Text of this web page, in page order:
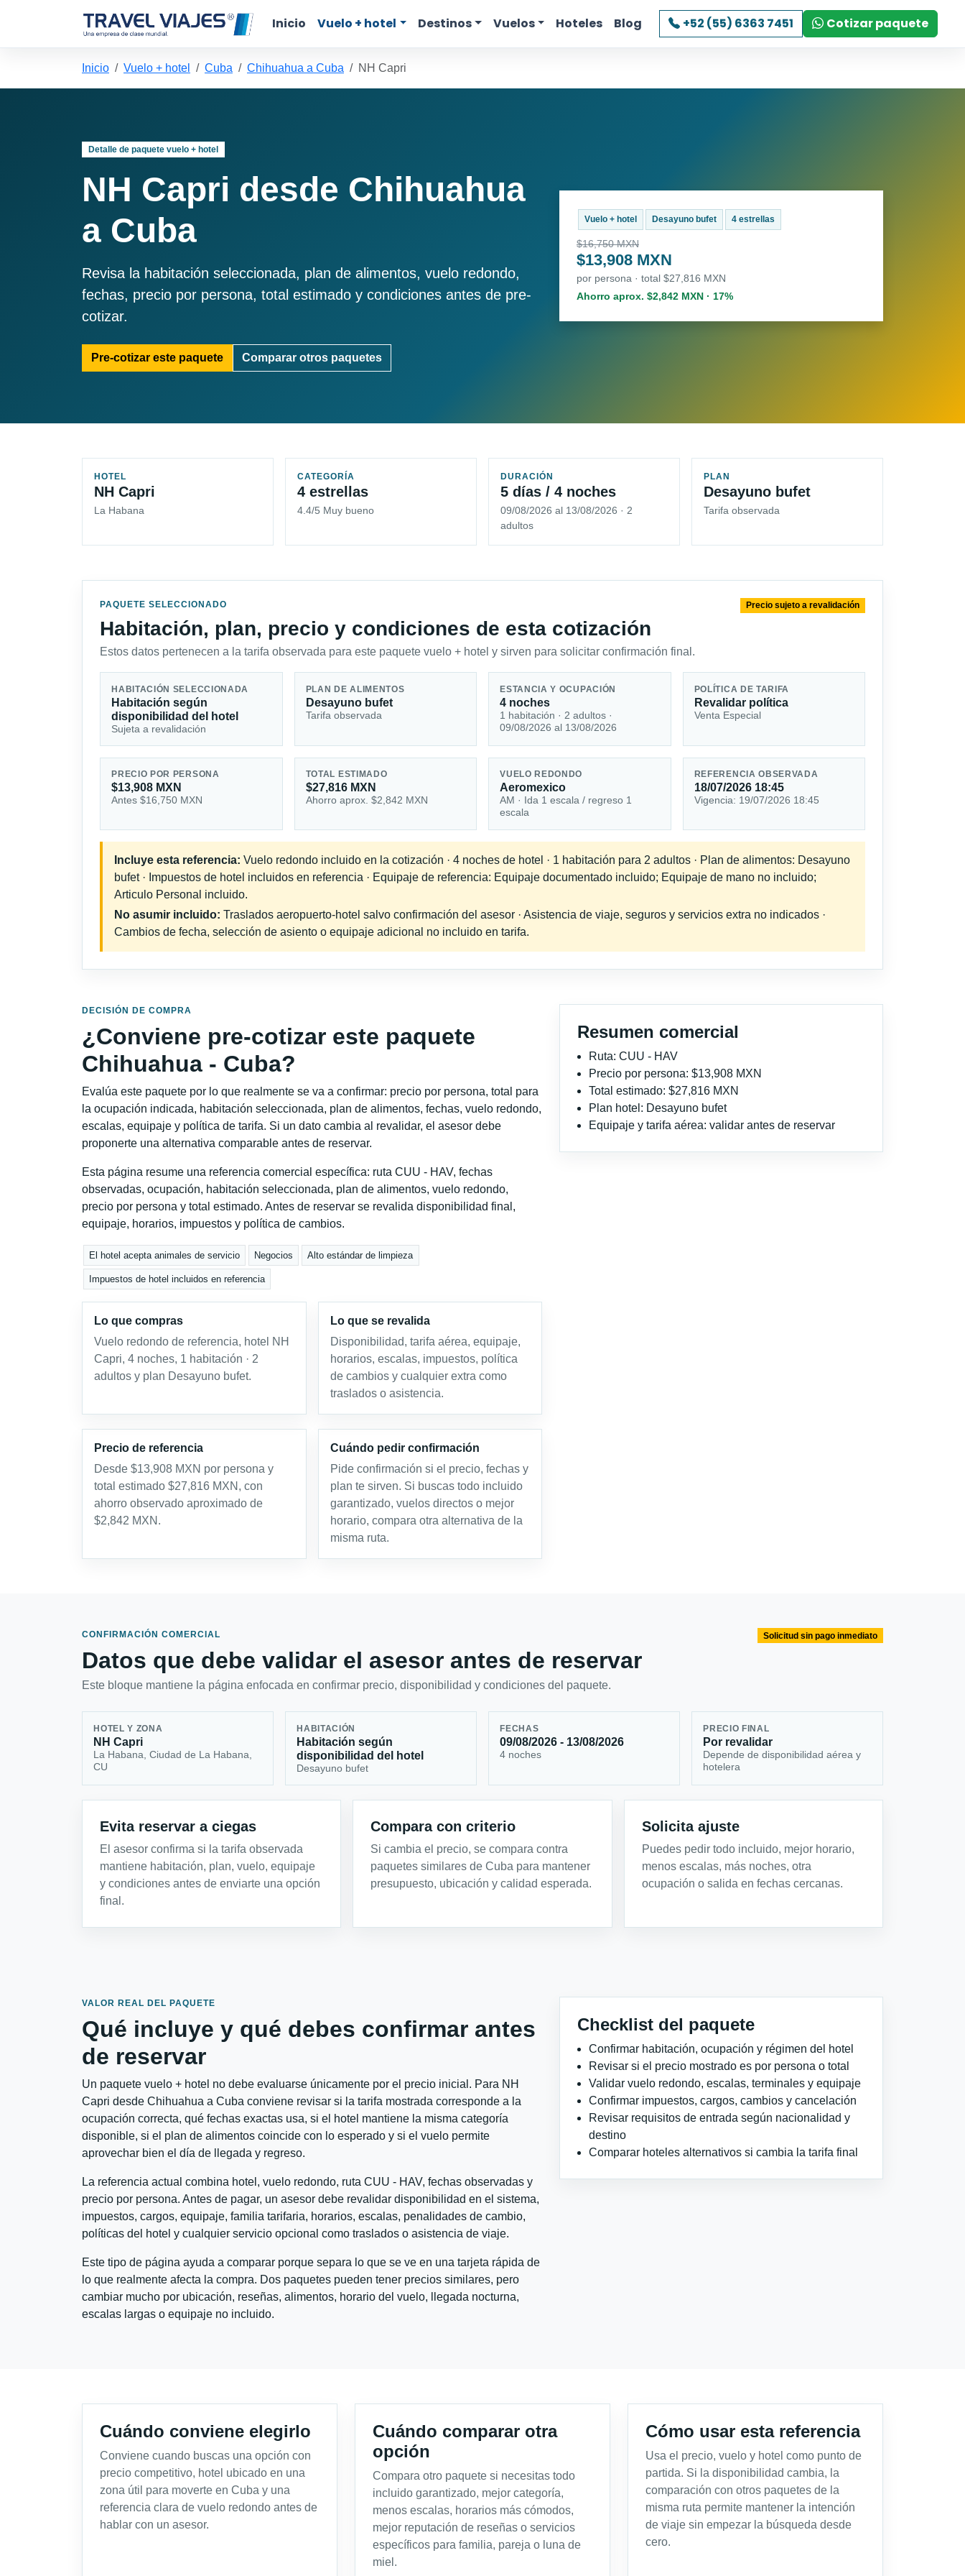
Inicio Vuelo + hotel Destinos Vuelos Hoteles Blog +52 (55) 6363 7451 Cotizar paquete
Inicio Vuelo + hotel Cuba Chihuahua a Cuba NH Capri
Detalle de paquete vuelo + hotel
NH Capri desde Chihuahua
a Cuba
Revisa la habitación seleccionada, plan de alimentos, vuelo redondo,
fechas, precio por persona, total estimado y condiciones antes de pre-
cotizar.
Pre-cotizar este paquete Comparar otros paquetes
Vuelo + hotel Desayuno bufet 4 estrellas
$16,750 MXN
$13,908 MXN
por persona · total $27,816 MXN
Ahorro aprox. $2,842 MXN · 17%
HOTEL
NH Capri
La Habana
CATEGORÍA
4 estrellas
4.4/5 Muy bueno
DURACIÓN
5 días / 4 noches
09/08/2026 al 13/08/2026 · 2
adultos
PLAN
Desayuno bufet
Tarifa observada
PAQUETE SELECCIONADO
Habitación, plan, precio y condiciones de esta cotización
Estos datos pertenecen a la tarifa observada para este paquete vuelo + hotel y sirven para solicitar confirmación final.
Precio sujeto a revalidación
HABITACIÓN SELECCIONADA
Habitación según
disponibilidad del hotel
Sujeta a revalidación
PLAN DE ALIMENTOS
Desayuno bufet
Tarifa observada
ESTANCIA Y OCUPACIÓN
4 noches
1 habitación · 2 adultos ·
09/08/2026 al 13/08/2026
POLÍTICA DE TARIFA
Revalidar política
Venta Especial
PRECIO POR PERSONA
$13,908 MXN
Antes $16,750 MXN
TOTAL ESTIMADO
$27,816 MXN
Ahorro aprox. $2,842 MXN
VUELO REDONDO
Aeromexico
AM · Ida 1 escala / regreso 1
escala
REFERENCIA OBSERVADA
18/07/2026 18:45
Vigencia: 19/07/2026 18:45
Incluye esta referencia: Vuelo redondo incluido en la cotización · 4 noches de hotel · 1 habitación para 2 adultos · Plan de alimentos: Desayuno
bufet · Impuestos de hotel incluidos en referencia · Equipaje de referencia: Equipaje documentado incluido; Equipaje de mano no incluido;
Articulo Personal incluido.
No asumir incluido: Traslados aeropuerto-hotel salvo confirmación del asesor · Asistencia de viaje, seguros y servicios extra no indicados ·
Cambios de fecha, selección de asiento o equipaje adicional no incluido en tarifa.
DECISIÓN DE COMPRA
¿Conviene pre-cotizar este paquete
Chihuahua - Cuba?
Evalúa este paquete por lo que realmente se va a confirmar: precio por persona, total para
la ocupación indicada, habitación seleccionada, plan de alimentos, fechas, vuelo redondo,
escalas, equipaje y política de tarifa. Si un dato cambia al revalidar, el asesor debe
proponerte una alternativa comparable antes de reservar.
Esta página resume una referencia comercial específica: ruta CUU - HAV, fechas
observadas, ocupación, habitación seleccionada, plan de alimentos, vuelo redondo,
precio por persona y total estimado. Antes de reservar se revalida disponibilidad final,
equipaje, horarios, impuestos y política de cambios.
El hotel acepta animales de servicio Negocios Alto estándar de limpieza
Impuestos de hotel incluidos en referencia
Lo que compras
Vuelo redondo de referencia, hotel NH
Capri, 4 noches, 1 habitación · 2
adultos y plan Desayuno bufet.
Lo que se revalida
Disponibilidad, tarifa aérea, equipaje,
horarios, escalas, impuestos, política
de cambios y cualquier extra como
traslados o asistencia.
Precio de referencia
Desde $13,908 MXN por persona y
total estimado $27,816 MXN, con
ahorro observado aproximado de
$2,842 MXN.
Cuándo pedir confirmación
Pide confirmación si el precio, fechas y
plan te sirven. Si buscas todo incluido
garantizado, vuelos directos o mejor
horario, compara otra alternativa de la
misma ruta.
Resumen comercial
Ruta: CUU - HAV
Precio por persona: $13,908 MXN
Total estimado: $27,816 MXN
Plan hotel: Desayuno bufet
Equipaje y tarifa aérea: validar antes de reservar
CONFIRMACIÓN COMERCIAL
Datos que debe validar el asesor antes de reservar
Este bloque mantiene la página enfocada en confirmar precio, disponibilidad y condiciones del paquete.
Solicitud sin pago inmediato
HOTEL Y ZONA
NH Capri
La Habana, Ciudad de La Habana,
CU
HABITACIÓN
Habitación según
disponibilidad del hotel
Desayuno bufet
FECHAS
09/08/2026 - 13/08/2026
4 noches
PRECIO FINAL
Por revalidar
Depende de disponibilidad aérea y
hotelera
Evita reservar a ciegas
El asesor confirma si la tarifa observada
mantiene habitación, plan, vuelo, equipaje
y condiciones antes de enviarte una opción
final.
Compara con criterio
Si cambia el precio, se compara contra
paquetes similares de Cuba para mantener
presupuesto, ubicación y calidad esperada.
Solicita ajuste
Puedes pedir todo incluido, mejor horario,
menos escalas, más noches, otra
ocupación o salida en fechas cercanas.
VALOR REAL DEL PAQUETE
Qué incluye y qué debes confirmar antes
de reservar
Un paquete vuelo + hotel no debe evaluarse únicamente por el precio inicial. Para NH
Capri desde Chihuahua a Cuba conviene revisar si la tarifa mostrada corresponde a la
ocupación correcta, qué fechas exactas usa, si el hotel mantiene la misma categoría
disponible, si el plan de alimentos coincide con lo esperado y si el vuelo permite
aprovechar bien el día de llegada y regreso.
La referencia actual combina hotel, vuelo redondo, ruta CUU - HAV, fechas observadas y
precio por persona. Antes de pagar, un asesor debe revalidar disponibilidad en el sistema,
impuestos, cargos, equipaje, familia tarifaria, horarios, escalas, penalidades de cambio,
políticas del hotel y cualquier servicio opcional como traslados o asistencia de viaje.
Este tipo de página ayuda a comparar porque separa lo que se ve en una tarjeta rápida de
lo que realmente afecta la compra. Dos paquetes pueden tener precios similares, pero
cambiar mucho por ubicación, reseñas, alimentos, horario del vuelo, llegada nocturna,
escalas largas o equipaje no incluido.
Checklist del paquete
Confirmar habitación, ocupación y régimen del hotel
Revisar si el precio mostrado es por persona o total
Validar vuelo redondo, escalas, terminales y equipaje
Confirmar impuestos, cargos, cambios y cancelación
Revisar requisitos de entrada según nacionalidad y
destino
Comparar hoteles alternativos si cambia la tarifa final
Cuándo conviene elegirlo
Conviene cuando buscas una opción con
precio competitivo, hotel ubicado en una
zona útil para moverte en Cuba y una
referencia clara de vuelo redondo antes de
hablar con un asesor.
Cuándo comparar otra
opción
Compara otro paquete si necesitas todo
incluido garantizado, mejor categoría,
menos escalas, horarios más cómodos,
mejor reputación de reseñas o servicios
específicos para familia, pareja o luna de
miel.
Cómo usar esta referencia
Usa el precio, vuelo y hotel como punto de
partida. Si la disponibilidad cambia, la
comparación con otros paquetes de la
misma ruta permite mantener la intención
de viaje sin empezar la búsqueda desde
cero.